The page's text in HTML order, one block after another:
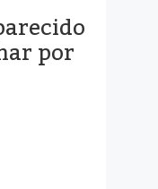
por